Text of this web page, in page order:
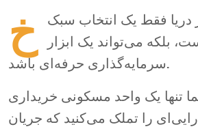
خ
دریا فقط یک انتخاب سبک
بلکه می‌تواند یک ابزار
سرمایه‌گذاری حرفه‌ای باشد.
تنها یک واحد مسکونی خریداری
را تملک می‌کنید که جریان